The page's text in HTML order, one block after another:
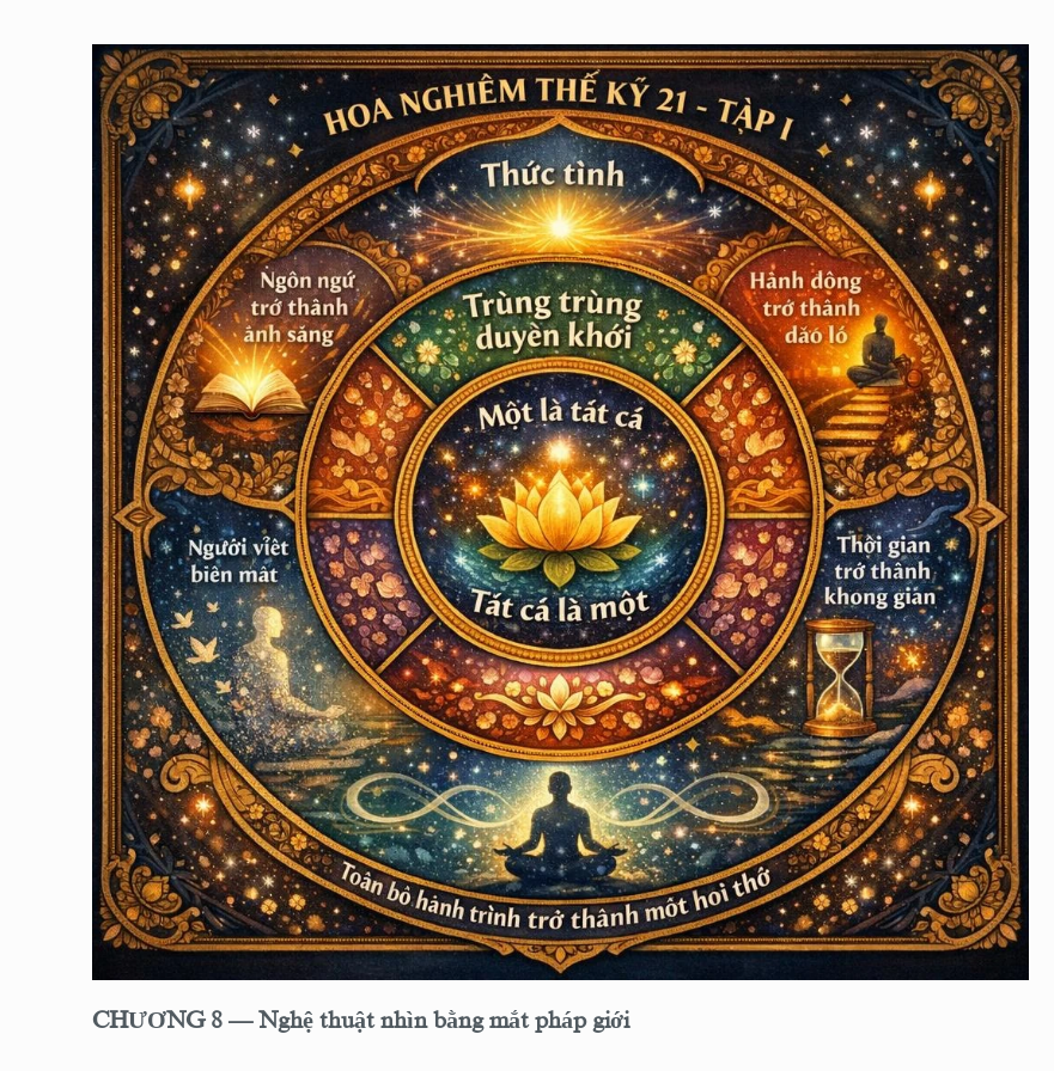
hạn
HOA NGHIÊM THẾ KỶ 21 Tập I: CHƯƠNG 8 —
Nghệ thuật nhìn bằng mắt pháp giới
HOA NGHIÊM THẾ KỶ 21 Tập I: CHƯƠNG 9 —
Khi ngôn ngữ trở thành ánh sáng
HOA NGHIÊM THẾ KỶ 21 Tập I: CHƯƠNG 10
— Khi hành động trở thành đạo lộ
HOA NGHIÊM THẾ KỶ 21 Tập I: CHƯƠNG 11
— Khi im lặng trở thành một pháp môn
HOA NGHIÊM THẾ KỶ 21 Tập I: CHƯƠNG 12
— Khi thời gian trở thành không gian
HOA NGHIÊM THẾ KỶ 21 Tập I: CHƯƠNG 13
— Khi tác phẩm tự tan vào hư không
HOA NGHIÊM THẾ KỶ 21 Tập I: CHƯƠNG 14
— Khi người đọc trở thành pháp giới
HOA NGHIÊM THẾ KỶ 21 Tập I: CHƯƠNG 15
— Khi pháp giới tự viết tiếp chính mình
HOA NGHIÊM THẾ KỶ 21 Tập I: CHƯƠNG 16
— Khi người viết biến mất
HOA NGHIÊM THẾ KỶ 21 Tập I: CHƯƠNG 17
— Khi pháp giới nhìn lại chính mình qua thân
ta
HOA NGHIÊM THẾ KỶ 21 Tập I: CHƯƠNG 18
— Khi toàn bộ hành trình trở thành một hơi
thở
— Khi pháp giới trở thành đời sống
CHƯƠNG 8 — Nghệ thuật nhìn bằng mắt pháp giới